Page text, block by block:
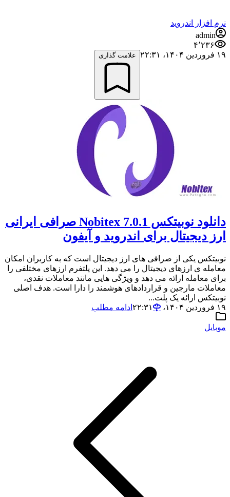
نرم افزار اندروید
admin
۴٬۲۳۶
۱۹ فروردین ۱۴۰۴،‏ ۲۲:۳۱
علامت گذاری
دانلود نوبیتکس 7.0.1 Nobitex صرافی ایرانی
ارز دیجیتال برای اندروید و آیفون
نوبیتکس یکی از صرافی های ارز دیجیتال است که به کاربران امکان
معامله ی ارزهای دیجیتال را می دهد. این پلتفرم ارزهای مختلفی را
برای معامله ارائه می دهد و ویژگی هایی مانند معاملات نقدی،
معاملات مارجین و قراردادهای هوشمند را دارا است. هدف اصلی
نوبیتکس ارائه یک پلت...
۱۹ فروردین ۱۴۰۴،‏ ۲۲:۳۱
ادامه مطلب
موبایل